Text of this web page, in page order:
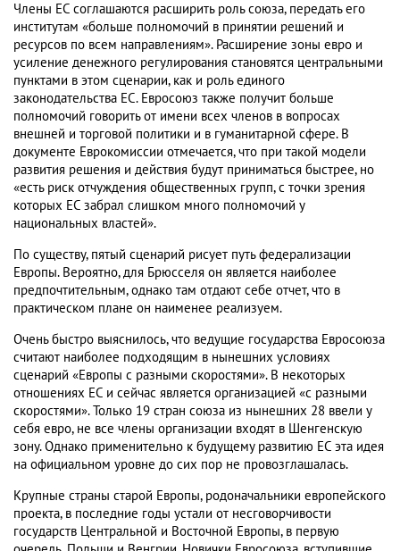
Члены ЕС соглашаются расширить роль союза, передать его
институтам «больше полномочий в принятии решений и
ресурсов по всем направлениям». Расширение зоны евро и
усиление денежного регулирования становятся центральными
пунктами в этом сценарии, как и роль единого
законодательства ЕС. Евросоюз также получит больше
полномочий говорить от имени всех членов в вопросах
внешней и торговой политики и в гуманитарной сфере. В
документе Еврокомиссии отмечается, что при такой модели
развития решения и действия будут приниматься быстрее, но
«есть риск отчуждения общественных групп, с точки зрения
которых ЕС забрал слишком много полномочий у
национальных властей».
По существу, пятый сценарий рисует путь федерализации
Европы. Вероятно, для Брюсселя он является наиболее
предпочтительным, однако там отдают себе отчет, что в
практическом плане он наименее реализуем.
Очень быстро выяснилось, что ведущие государства Евросоюза
считают наиболее подходящим в нынешних условиях
сценарий «Европы с разными скоростями». В некоторых
отношениях ЕС и сейчас является организацией «с разными
скоростями». Только 19 стран союза из нынешних 28 ввели у
себя евро, не все члены организации входят в Шенгенскую
зону. Однако применительно к будущему развитию ЕС эта идея
на официальном уровне до сих пор не провозглашалась.
Крупные страны старой Европы, родоначальники европейского
проекта, в последние годы устали от несговорчивости
государств Центральной и Восточной Европы, в первую